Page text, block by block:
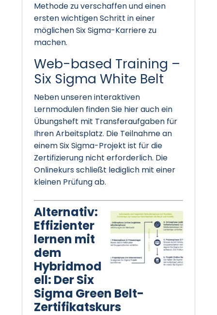
Methode zu verschaffen und einen
ersten wichtigen Schritt in einer
möglichen Six Sigma-Karriere zu
machen.
Web-based Training –
Six Sigma White Belt
Neben unseren interaktiven
Lernmodulen finden Sie hier auch ein
Übungsheft mit Transferaufgaben für
Ihren Arbeitsplatz. Die Teilnahme an
einem Six Sigma-Projekt ist für die
Zertifizierung nicht erforderlich. Die
Onlinekurs schließt lediglich mit einer
kleinen Prüfung ab.
Alternativ:
Effizienter
lernen mit
dem
Hybridmod
ell: Der Six
Sigma Green Belt-
Zertifikatskurs